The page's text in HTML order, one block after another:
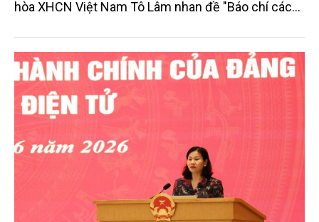
hòa XHCN Việt Nam Tô Lâm nhan đề "Báo chí cách